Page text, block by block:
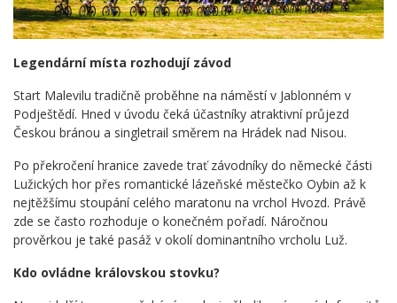
Legendární místa rozhodují závod
Start Malevilu tradičně proběhne na náměstí v Jablonném v
Podještědí. Hned v úvodu čeká účastníky atraktivní průjezd
Českou bránou a singletrail směrem na Hrádek nad Nisou.
Po překročení hranice zavede trať závodníky do německé části
Lužických hor přes romantické lázeňské městečko Oybin až k
nejtěžšímu stoupání celého maratonu na vrchol Hvozd. Právě
zde se často rozhoduje o konečném pořadí. Náročnou
prověrkou je také pasáž v okolí dominantního vrcholu Luž.
Kdo ovládne královskou stovku?